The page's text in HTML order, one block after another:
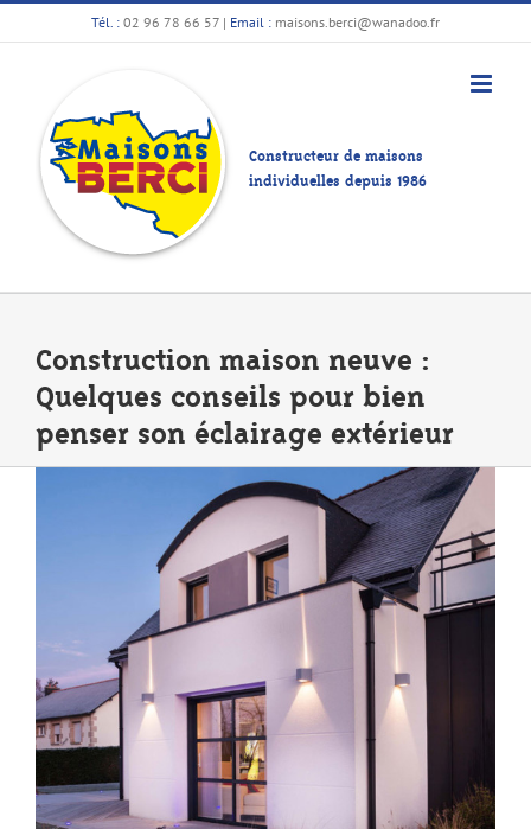
Passer
Tél. : 02 96 78 66 57 | Email : maisons.berci@wanadoo.fr
Constructeur de maisons
individuelles depuis 1986
Construction maison neuve :
Quelques conseils pour bien
penser son éclairage extérieur